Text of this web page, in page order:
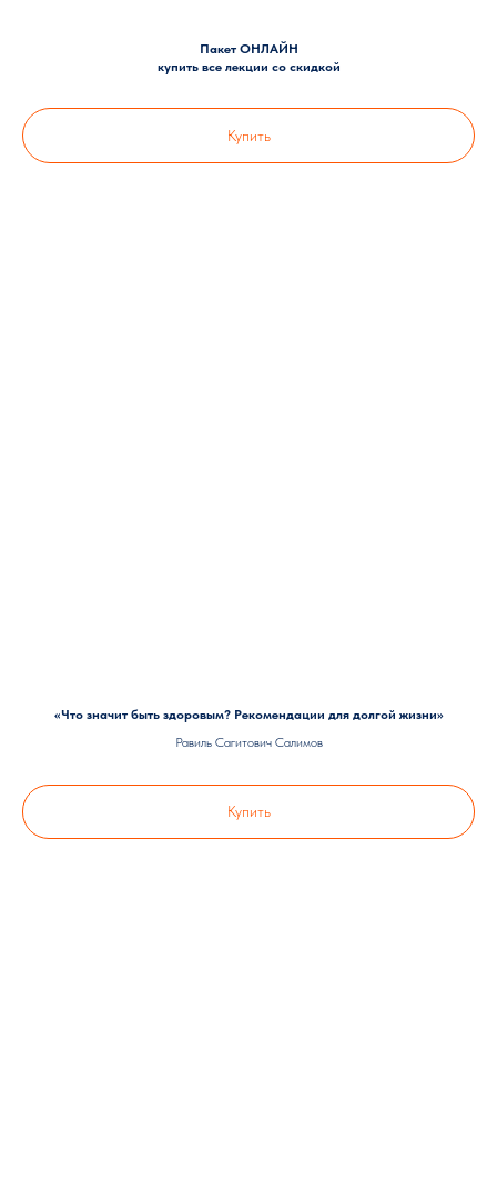
Пакет ОНЛАЙН
купить все лекции со скидкой
Купить
«Что значит быть здоровым? Рекомендации для долгой жизни»
Равиль Сагитович Салимов
Купить